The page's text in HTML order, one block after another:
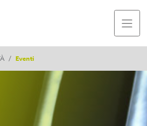
/ Eventi